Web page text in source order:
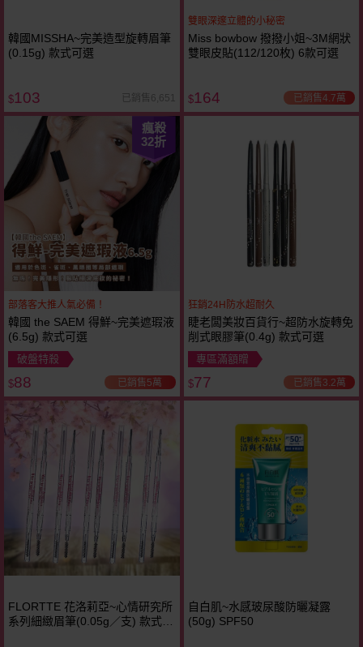
韓國MISSHA~完美造型旋轉眉筆
(0.15g) 款式可選
$103 已銷售6,651
雙眼深邃立體的小秘密
Miss bowbow 撥撥小姐~3M網狀
雙眼皮貼(112/120枚) 6款可選
$164 已銷售4.7萬
瘋殺
32折
部落客大推人氣必備！
韓國 the SAEM 得鮮~完美遮瑕液
(6.5g) 款式可選
破盤特殺
$88 已銷售5萬
狂銷24H防水超耐久
睫老闆美妝百貨行~超防水旋轉免
削式眼膠筆(0.4g) 款式可選
專區滿額贈
$77 已銷售3.2萬
FLORTTE 花洛莉亞~心情研究所
系列細緻眉筆(0.05g／支) 款式可
自白肌~水感玻尿酸防曬凝露
(50g) SPF50